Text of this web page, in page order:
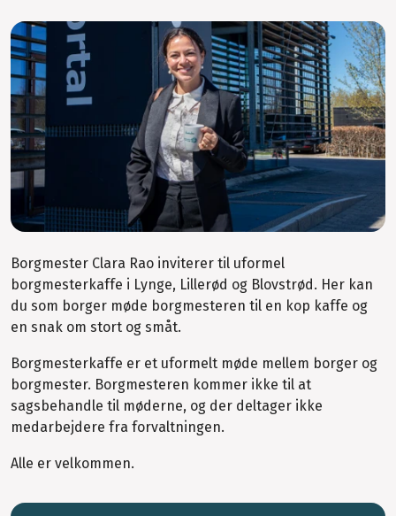
Borgmester Clara Rao inviterer til uformel
borgmesterkaffe i Lynge, Lillerød og Blovstrød. Her kan
du som borger møde borgmesteren til en kop kaffe og
en snak om stort og småt.
Borgmesterkaffe er et uformelt møde mellem borger og
borgmester. Borgmesteren kommer ikke til at
sagsbehandle til møderne, og der deltager ikke
medarbejdere fra forvaltningen.
Alle er velkommen.